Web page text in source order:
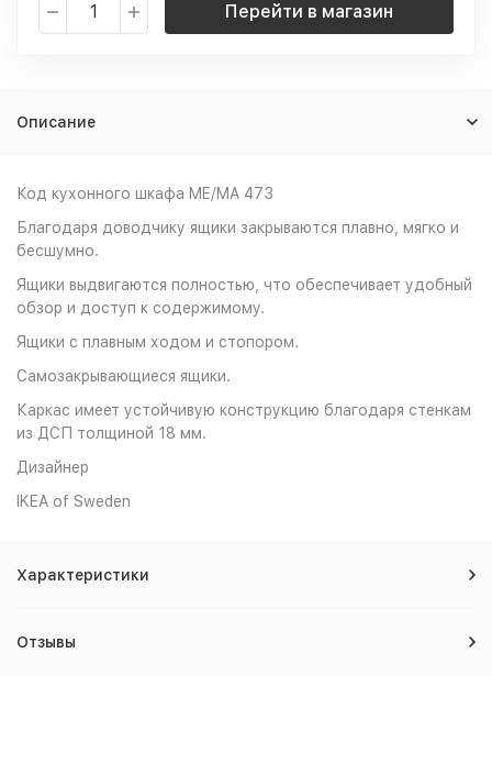
Перейти в магазин
Описание
Код кухонного шкафа ME/MA 473
Благодаря доводчику ящики закрываются плавно, мягко и
бесшумно.
Ящики выдвигаются полностью, что обеспечивает удобный
обзор и доступ к содержимому.
Ящики с плавным ходом и стопором.
Самозакрывающиеся ящики.
Каркас имеет устойчивую конструкцию благодаря стенкам
из ДСП толщиной 18 мм.
Дизайнер
IKEA of Sweden
Характеристики
Отзывы